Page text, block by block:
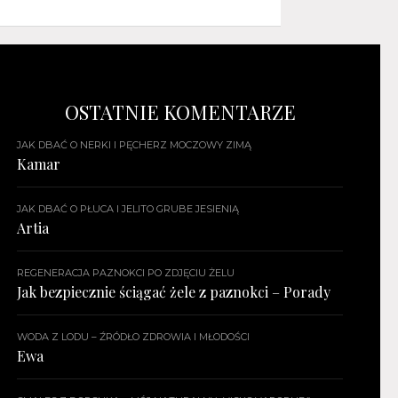
OSTATNIE KOMENTARZE
JAK DBAĆ O NERKI I PĘCHERZ MOCZOWY ZIMĄ
Kamar
JAK DBAĆ O PŁUCA I JELITO GRUBE JESIENIĄ
Artia
REGENERACJA PAZNOKCI PO ZDJĘCIU ŻELU
Jak bezpiecznie ściągać żele z paznokci – Porady
WODA Z LODU – ŹRÓDŁO ZDROWIA I MŁODOŚCI
Ewa